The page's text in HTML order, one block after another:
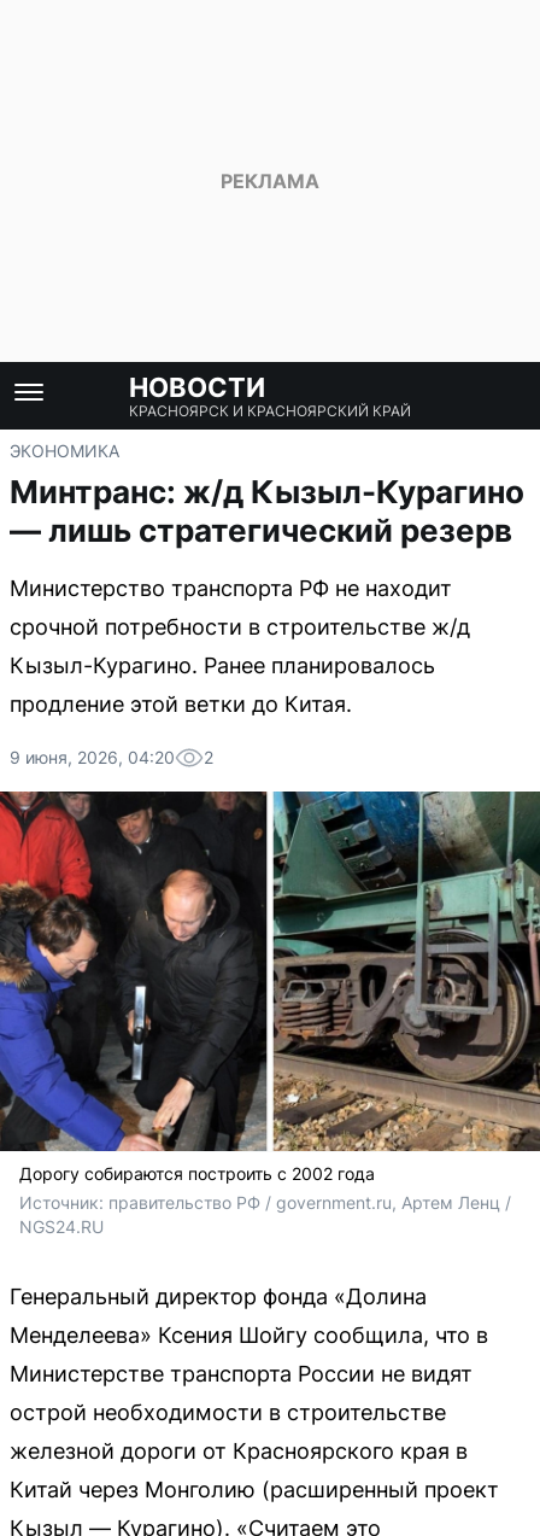
НОВОСТИ
КРАСНОЯРСК И КРАСНОЯРСКИЙ КРАЙ
ЭКОНОМИКА
Минтранс: ж/д Кызыл-Курагино
— лишь стратегический резерв
Министерство транспорта РФ не находит
срочной потребности в строительстве ж/д
Кызыл-Курагино. Ранее планировалось
продление этой ветки до Китая.
9 июня, 2026, 04:20 2
Дорогу собираются построить с 2002 года
Источник: правительство РФ / government.ru, Артем Ленц /
NGS24.RU
Генеральный директор фонда «Долина
Менделеева» Ксения Шойгу сообщила, что в
Министерстве транспорта России не видят
острой необходимости в строительстве
железной дороги от Красноярского края в
Китай через Монголию (расширенный проект
Кызыл — Курагино). «Считаем это